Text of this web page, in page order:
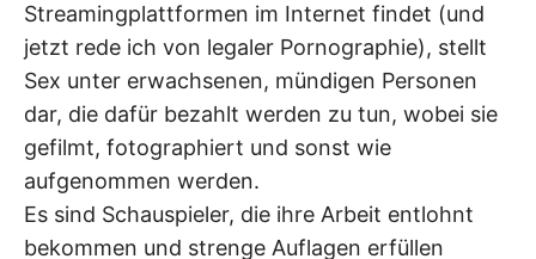
Streamingplattformen im Internet findet (und
jetzt rede ich von legaler Pornographie), stellt
Sex unter erwachsenen, mündigen Personen
dar, die dafür bezahlt werden zu tun, wobei sie
gefilmt, fotographiert und sonst wie
aufgenommen werden.
Es sind Schauspieler, die ihre Arbeit entlohnt
bekommen und strenge Auflagen erfüllen